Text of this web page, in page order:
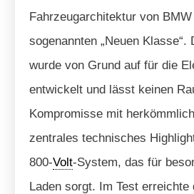
Fahrzeugarchitektur von
sogenannten „Neuen Klasse“.
wurde von Grund auf für die
entwickelt und lässt keinen
Kompromisse mit
zentrales technisches
800-Volt-System, das für
Laden sorgt. Im Test erreichte